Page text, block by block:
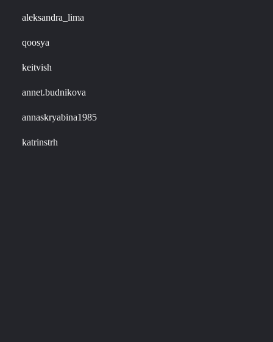
aleksandra_lima
qoosya
keitvish
annet.budnikova
annaskryabina1985
katrinstrh